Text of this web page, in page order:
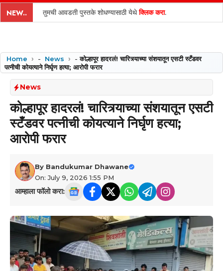
content
NEW.. तुमची आवडती पुस्तके शोधण्यासाठी येथेक्लिक करा.
Home - News -कोल्हापूर हादरलं! चारित्र्याच्या संशयातून एसटी स्टँडवर
पत्नीची कोयत्याने निर्घृण हत्या; आरोपी फरार
News
कोल्हापूर हादरलं! चारित्र्याच्या संशयातून एसटी
स्टँडवर पत्नीची कोयत्याने निर्घृण हत्या;
आरोपी फरार
By Bandukumar Dhawane
On: July 9, 2026 1:55 PM
आम्हाला फॉलो करा: